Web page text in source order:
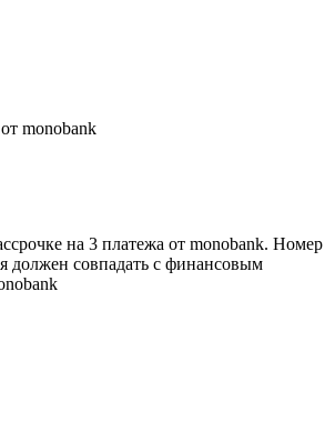
monobank
на 3 платежа от monobank. Номер
должен совпадать с финансовым